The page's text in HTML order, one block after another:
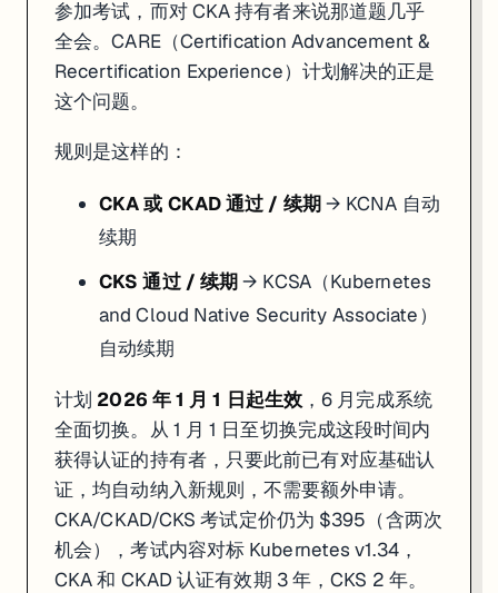
参加考试，而对 CKA 持有者来说那道题几乎
全会。CARE（Certification Advancement &
Recertification Experience）计划解决的正是
这个问题。
规则是这样的：
CKA 或 CKAD 通过 / 续期→ KCNA 自动
续期
CKS 通过 / 续期→ KCSA（Kubernetes
and Cloud Native Security Associate）
自动续期
计划 2026 年 1 月 1 日起生效 ，6 月完成系统
全面切换。从 1 月 1 日至切换完成这段时间内
获得认证的持有者，只要此前已有对应基础认
证，均自动纳入新规则，不需要额外申请。
CKA/CKAD/CKS 考试定价仍为 $395（含两次
机会），考试内容对标 Kubernetes v1.34，
CKA 和 CKAD 认证有效期 3 年，CKS 2 年。